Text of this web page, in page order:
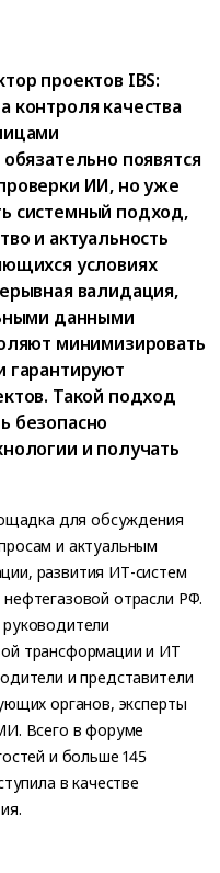
проектов IBS:
качества
появятся
ИИ, но уже
системный подход,
и актуальность
условиях
валидация,
данными
минимизировать
гарантируют
Такой подход
безопасно
и получать
для обсуждения
и актуальным
развития ИТ-систем
отрасли РФ.
трансформации и ИТ
и представители
органов, эксперты
Всего в форуме
и больше 145
в качестве